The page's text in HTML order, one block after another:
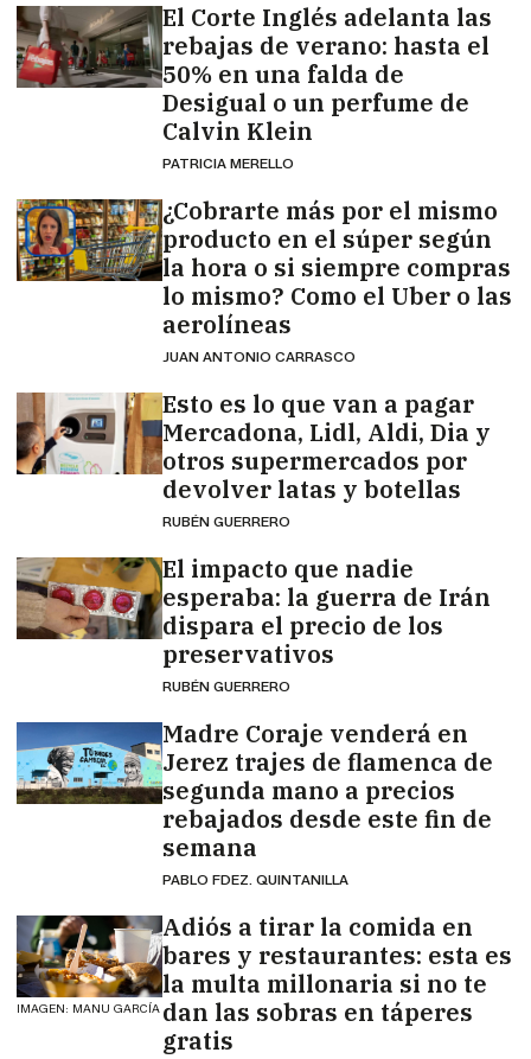
El Corte Inglés adelanta las
rebajas de verano: hasta el
50% en una falda de
Desigual o un perfume de
Calvin Klein
PATRICIA MERELLO
¿Cobrarte más por el mismo
producto en el súper según
la hora o si siempre compras
lo mismo? Como el Uber o las
aerolíneas
JUAN ANTONIO CARRASCO
Esto es lo que van a pagar
Mercadona, Lidl, Aldi, Dia y
otros supermercados por
devolver latas y botellas
RUBÉN GUERRERO
El impacto que nadie
esperaba: la guerra de Irán
dispara el precio de los
preservativos
RUBÉN GUERRERO
Madre Coraje venderá en
Jerez trajes de flamenca de
segunda mano a precios
rebajados desde este fin de
semana
PABLO FDEZ. QUINTANILLA
IMAGEN: MANU GARCÍA
Adiós a tirar la comida en
bares y restaurantes: esta es
la multa millonaria si no te
dan las sobras en táperes
gratis